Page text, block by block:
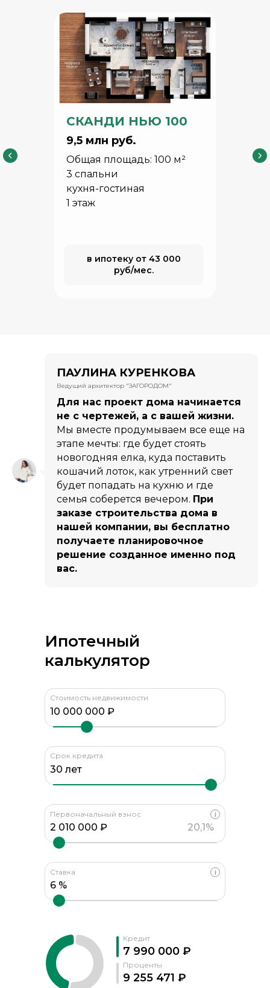
СКАНДИ НЬЮ 100
9,5 млн руб.
Общая площадь: 100 м²
3 спальни
кухня-гостиная
1 этаж
в ипотеку от 43 000
руб/мес.
ПАУЛИНА КУРЕНКОВА
Ведущий архитектор "ЗАГОРОДОМ"
Для нас проект дома начинается
не с чертежей, а с вашей жизни.
Мы вместе продумываем все еще на
этапе мечты: где будет стоять
новогодняя елка, куда поставить
кошачий лоток, как утренний свет
будет попадать на кухню и где
семья соберется вечером. При
заказе строительства дома в
нашей компании, вы бесплатно
получаете планировочное
решение созданное именно под
вас.
Ипотечный
калькулятор
Стоимость недвижимости
Первоначальный взнос i
20,1%
Срок кредита
Ставка i
Кредит
7 990 000 ₽
Проценты
9 255 471 ₽